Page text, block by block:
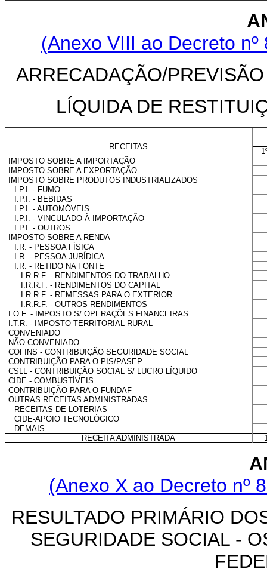
(Anexo VIII ao Decreto
ARRECADAÇÃO/
LÍQUIDA DE
RECEITAS
IMPOSTO SOBRE A IMPORTAÇÃO
IMPOSTO SOBRE A EXPORTAÇÃO
IMPOSTO SOBRE PRODUTOS INDUSTRIALIZADOS
I.P.I. - FUMO
I.P.I. - BEBIDAS
I.P.I. - AUTOMÓVEIS
I.P.I. - VINCULADO À IMPORTAÇÃO
I.P.I. - OUTROS
IMPOSTO SOBRE A RENDA
I.R. - PESSOA FÍSICA
I.R. - PESSOA JURÍDICA
I.R. - RETIDO NA FONTE
I.R.R.F. - RENDIMENTOS DO TRABALHO
I.R.R.F. - RENDIMENTOS DO CAPITAL
I.R.R.F. - REMESSAS PARA O EXTERIOR
I.R.R.F. - OUTROS RENDIMENTOS
I.O.F. - IMPOSTO S/ OPERAÇÕES FINANCEIRAS
I.T.R. - IMPOSTO TERRITORIAL RURAL
CONVENIADO
NÃO CONVENIADO
COFINS - CONTRIBUIÇÃO SEGURIDADE SOCIAL
CONTRIBUIÇÃO PARA O PIS/PASEP
CSLL - CONTRIBUIÇÃO SOCIAL S/ LUCRO LÍQUIDO
CIDE - COMBUSTÍVEIS
CONTRIBUIÇÃO PARA O FUNDAF
OUTRAS RECEITAS ADMINISTRADAS
RECEITAS DE LOTERIAS
CIDE-APOIO TECNOLÓGICO
DEMAIS
RECEITA ADMINISTRADA
(Anexo X ao Decreto nº
RESULTADO PRIMÁRIO
SEGURIDADE SOCIAL -